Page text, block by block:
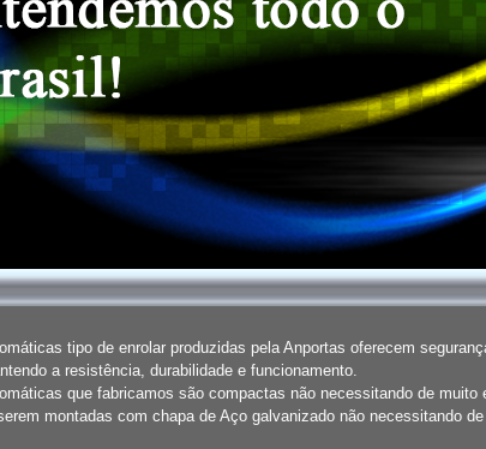
tipo de enrolar produzidas pela Anportas oferecem
a resistência, durabilidade e funcionamento.
que fabricamos são compactas não necessitando de
montadas com chapa de Aço galvanizado não necessitando